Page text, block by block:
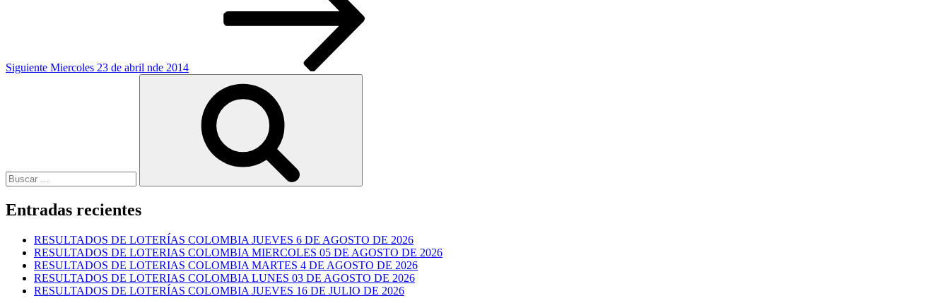
Siguiente Miercoles 23 de abril nde 2014
Entradas recientes
RESULTADOS DE LOTERÍAS COLOMBIA JUEVES 6 DE AGOSTO DE 2026
RESULTADOS DE LOTERIAS COLOMBIA MIERCOLES 05 DE AGOSTO DE 2026
RESULTADOS DE LOTERIAS COLOMBIA MARTES 4 DE AGOSTO DE 2026
RESULTADOS DE LOTERIAS COLOMBIA LUNES 03 DE AGOSTO DE 2026
RESULTADOS DE LOTERÍAS COLOMBIA JUEVES 16 DE JULIO DE 2026